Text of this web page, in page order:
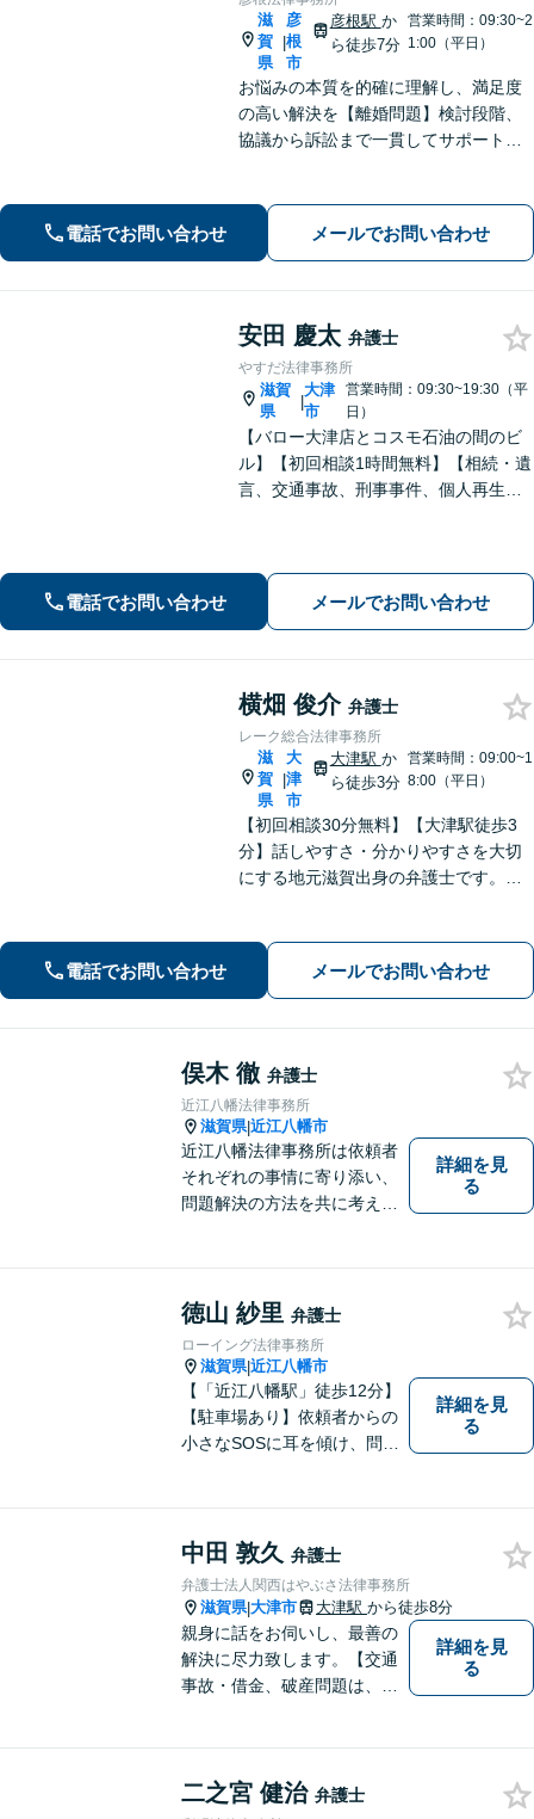
滋
賀
県
|
彦
根
市
彦根駅 か
ら徒歩7分
営業時間：09:30~2
1:00（平日）
お悩みの本質を的確に理解し、満足度
の高い解決を【離婚問題】検討段階、
協議から訴訟まで一貫してサポート
求など幅広く対応【オンライン面談】
【彦根駅7分】
電話でお問い合わせ メールでお問い合わせ
安田 慶太 弁護士
やすだ法律事務所
滋賀
県
|
大津
市
営業時間：09:30~19:30（平
日）
【バロー大津店とコスモ石油の間のビ
ル】【初回相談1時間無料】【相続・遺
言、交通事故、刑事事件、個人再生・
電話でお問い合わせ メールでお問い合わせ
横畑 俊介 弁護士
レーク総合法律事務所
滋
賀
県
|
大
津
市
大津駅 か
ら徒歩3分
営業時間：09:00~1
8:00（平日）
【初回相談30分無料】【大津駅徒歩3
分】話しやすさ・分かりやすさを大切
にする地元滋賀出身の弁護士です。離
ます。一人で抱え込まず、まずはお気
軽にご相談ください。
電話でお問い合わせ メールでお問い合わせ
俣木 徹 弁護士
近江八幡法律事務所
滋賀県|近江八幡市
近江八幡法律事務所は依頼者
それぞれの事情に寄り添い、
問題解決の方法を共に考える
ください。
詳細を見
る
徳山 紗里 弁護士
ローイング法律事務所
滋賀県|近江八幡市
【「近江八幡駅」徒歩12分】
【駐車場あり】依頼者からの
小さなSOSに耳を傾け、問題
相談ください。
詳細を見
る
中田 敦久 弁護士
弁護士法人関西はやぶさ法律事務所
滋賀県|大津市 大津駅 から徒歩8分
親身に話をお伺いし、最善の
解決に尽力致します。【交通
事故・借金、破産問題は、初
あり】
詳細を見
る
二之宮 健治 弁護士